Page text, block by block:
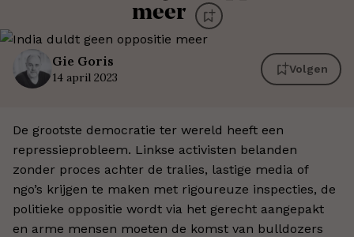
meer
Gie Goris
14 april 2023
Volgen
De grootste democratie ter wereld heeft een
repressieprobleem. Linkse activisten belanden
zonder proces achter de tralies, lastige media of
ngo’s krijgen te maken met rigoureuze inspecties, de
politieke oppositie wordt via het gerecht aangepakt
en arme mensen moeten de komst van bulldozers